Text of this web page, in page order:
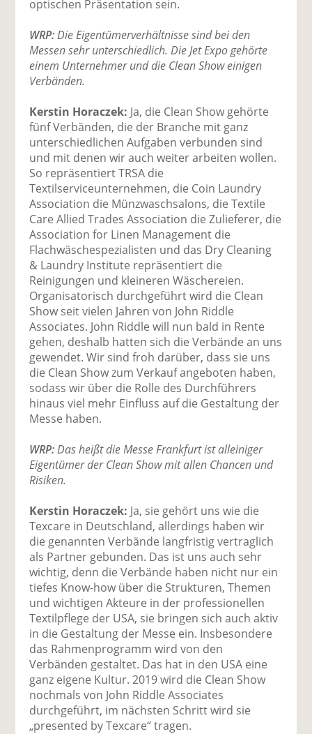
optischen Präsentation sein.
WRP:Die Eigentümerverhältnisse sind bei den
Messen sehr unterschiedlich. Die Jet Expo gehörte
einem Unternehmer und die Clean Show einigen
Verbänden.
Kerstin Horaczek: Ja, die Clean Show gehörte
fünf Verbänden, die der Branche mit ganz
unterschiedlichen Aufgaben verbunden sind
und mit denen wir auch weiter arbeiten wollen.
So repräsentiert TRSA die
Textilserviceunternehmen, die Coin Laundry
Association die Münzwaschsalons, die Textile
Care Allied Trades Association die Zulieferer, die
Association for Linen Management die
Flachwäschespezialisten und das Dry Cleaning
& Laundry Institute repräsentiert die
Reinigungen und kleineren Wäschereien.
Organisatorisch durchgeführt wird die Clean
Show seit vielen Jahren von John Riddle
Associates. John Riddle will nun bald in Rente
gehen, deshalb hatten sich die Verbände an uns
gewendet. Wir sind froh darüber, dass sie uns
die Clean Show zum Verkauf angeboten haben,
sodass wir über die Rolle des Durchführers
hinaus viel mehr Einfluss auf die Gestaltung der
Messe haben.
WRP:Das heißt die Messe Frankfurt ist alleiniger
Eigentümer der Clean Show mit allen Chancen und
Risiken.
Kerstin Horaczek: Ja, sie gehört uns wie die
Texcare in Deutschland, allerdings haben wir
die genannten Verbände langfristig vertraglich
als Partner gebunden. Das ist uns auch sehr
wichtig, denn die Verbände haben nicht nur ein
tiefes Know-how über die Strukturen, Themen
und wichtigen Akteure in der professionellen
Textilpflege der USA, sie bringen sich auch aktiv
in die Gestaltung der Messe ein. Insbesondere
das Rahmenprogramm wird von den
Verbänden gestaltet. Das hat in den USA eine
ganz eigene Kultur. 2019 wird die Clean Show
nochmals von John Riddle Associates
durchgeführt, im nächsten Schritt wird sie
„presented by Texcare“ tragen.